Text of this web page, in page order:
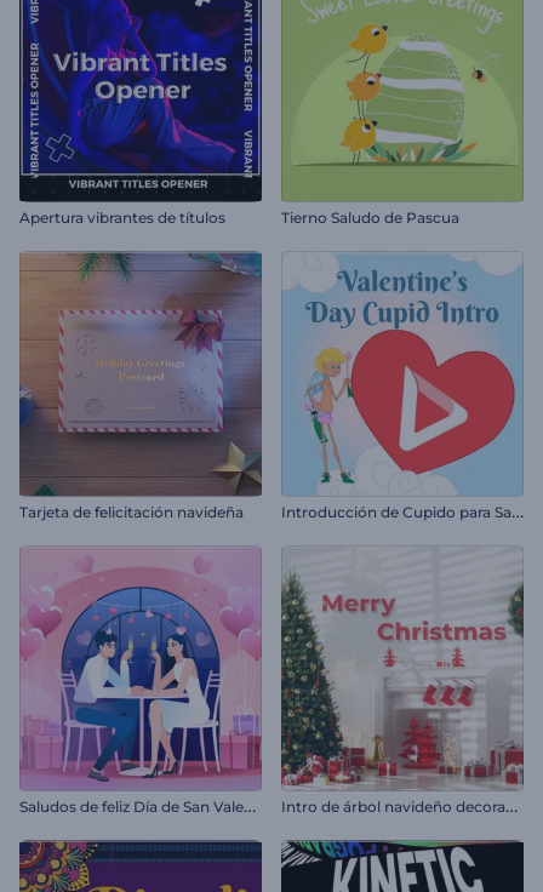
Apertura vibrantes de títulos Tierno Saludo de Pascua
Tarjeta de felicitación navideña I
ntroducción de Cupido para San Valentín
S
aludos de feliz Día de San Valentín I
ntro de árbol navideño decorado